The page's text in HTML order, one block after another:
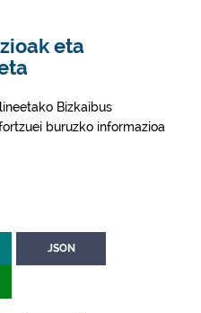
eta
Bizkaibus
buruzko informazioa
JSON